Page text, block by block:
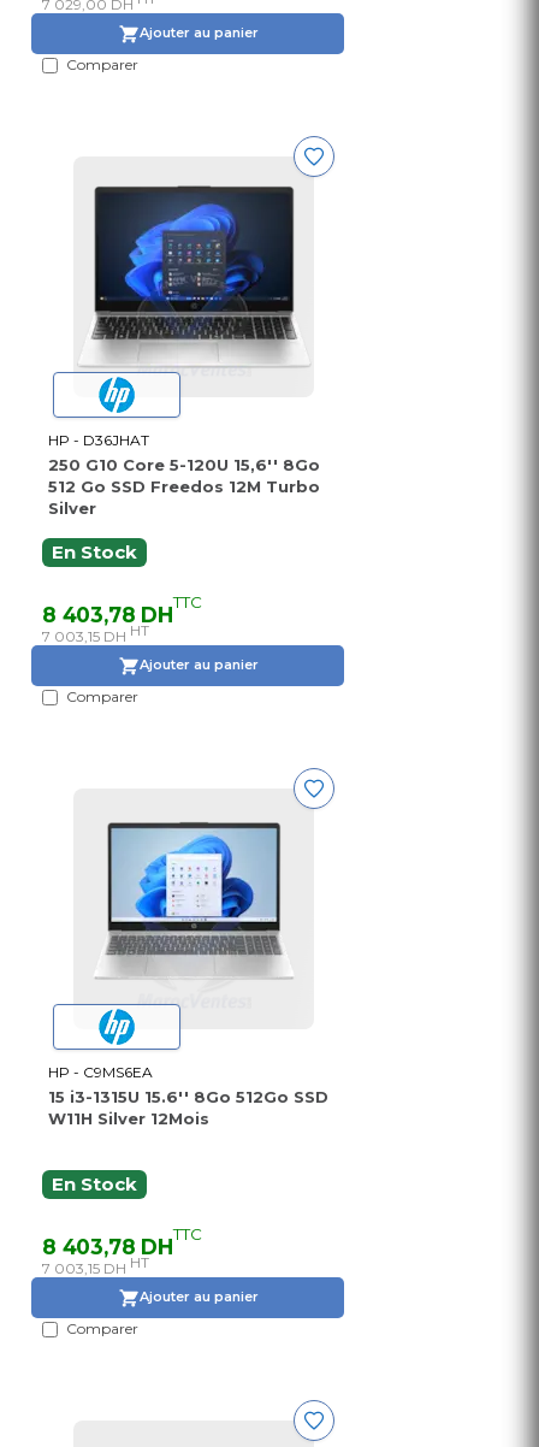
7 029,00 DH
Ajouter au panier
Comparer
HP - D36JHAT
250 G10 Core 5-120U 15,6'' 8Go
512 Go SSD Freedos 12M Turbo
Silver
En Stock
8 403,78 DHTTC
7 003,15 DH HT
Ajouter au panier
Comparer
HP - C9MS6EA
15 i3-1315U 15.6'' 8Go 512Go SSD
W11H Silver 12Mois
En Stock
8 403,78 DHTTC
7 003,15 DH HT
Ajouter au panier
Comparer